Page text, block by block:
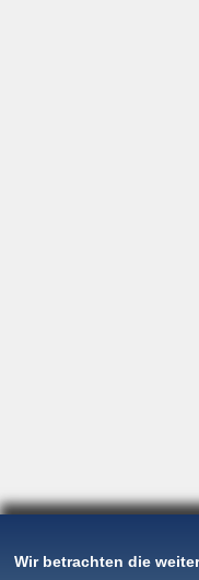
Wir betrachten die